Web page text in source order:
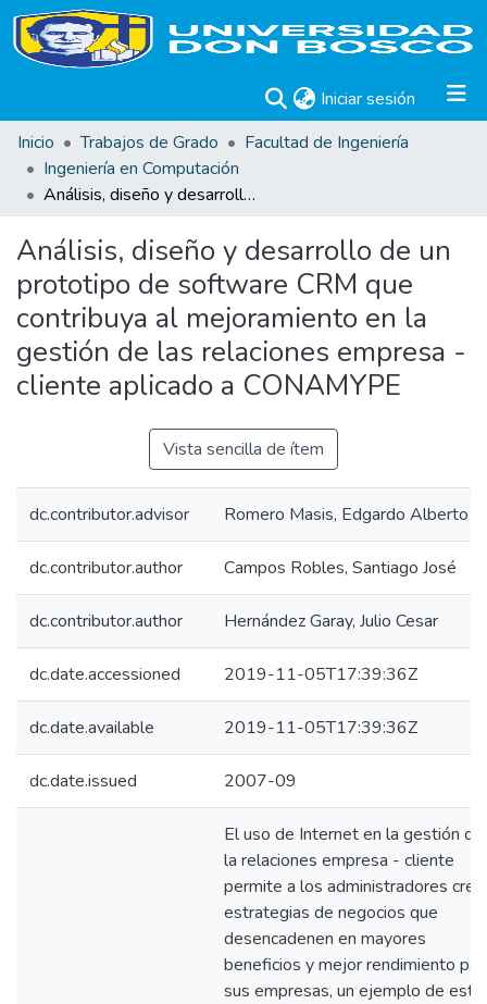
Iniciar sesión (current)
Inicio
Trabajos de Grado
Facultad de Ingeniería
Ingeniería en Computación
Análisis, diseño y desarrollo de un prototipo de software CRM que contribuya al mejoramiento en la gestión de las relaciones empresa -cliente aplicado a CONAMYPE
Análisis, diseño y desarrollo de un
prototipo de software CRM que
contribuya al mejoramiento en la
gestión de las relaciones empresa -
cliente aplicado a CONAMYPE
Vista sencilla de ítem
dc.contributor.advisor Romero Masis, Edgardo Alberto
dc.contributor.author Campos Robles, Santiago José
dc.contributor.author Hernández Garay, Julio Cesar
dc.date.accessioned 2019-11-05T17:39:36Z
dc.date.available 2019-11-05T17:39:36Z
dc.date.issued 2007-09
El uso de Internet en la gestión de
la relaciones empresa - cliente
permite a los administradores
estrategias de negocios que
desencadenen en mayores
beneficios y mejor rendimiento
sus empresas, un ejemplo de este